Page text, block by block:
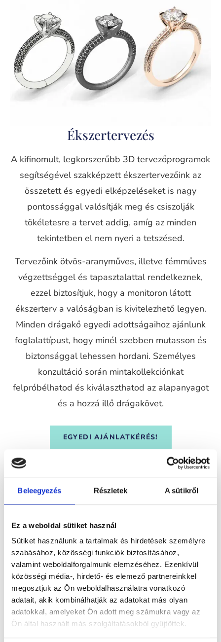
Beleegyezés Részletek A sütikről
Ez a weboldal sütiket használ
Sütiket használunk a tartalmak és hirdetések személyre
szabásához, közösségi funkciók biztosításához,
valamint weboldalforgalmunk elemzéséhez. Ezenkívül
közösségi média-, hirdető- és elemező partnereinkkel
megosztjuk az Ön weboldalhasználatra vonatkozó
adatait, akik kombinálhatják az adatokat más olyan
adatokkal, amelyeket Ön adott meg számukra vagy az
Ön által használt más szolgáltatásokból gyűjtöttek.
Ékszertervezés
A kifinomult, legkorszerűbb 3D tervezőprogramok
segítségével szakképzett ékszertervezőink az
összetett és egyedi elképzeléseket is nagy
pontossággal valósítják meg és csiszolják
tökéletesre a tervet addig, amíg az minden
tekintetben el nem nyeri a tetszésed.
Tervezőink ötvös-aranyműves, illetve fémműves
végzettséggel és tapasztalattal rendelkeznek,
ezzel biztosítjuk, hogy a monitoron látott
ékszerterv a valóságban is kivitelezhető legyen.
Minden drágakő egyedi adottságaihoz ajánlunk
foglalattípust, hogy minél szebben mutasson és
biztonsággal lehessen hordani. Személyes
konzultáció során mintakollekciónkat
felpróbélhatod és kiválaszthatod az alapanyagot
és a hozzá illő drágakövet.
EGYEDI AJÁNLATKÉRÉS!
Ha van rajz vagy kép álmaid
ékszeréről, küldd el bátran!
generálta ötleteid mind segítséget nyújtanak
az egyeztetésnél és az ideális terv
elkészítésében, továbbá felgyorsítják az
ajánlatadás, illetve megrendelés folyamatát.
Ezeket a képeket azinfo@egner.hu-ra tudod
elküldeni.